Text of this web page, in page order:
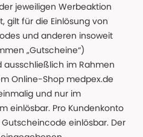
jeweiligen Werbeaktion
gilt für die Einlösung von
und anderen insoweit
„Gutscheine“)
ausschließlich im Rahmen
Online-Shop medpex.de
und nur im
einlösbar. Pro Kundenkonto
einlösbar. Der